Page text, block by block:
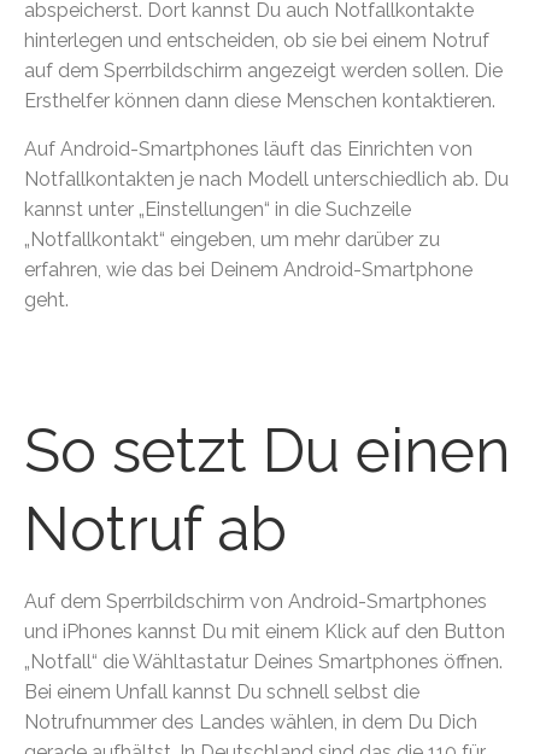
abspeicherst. Dort kannst Du auch Notfallkontakte
hinterlegen und entscheiden, ob sie bei einem Notruf
auf dem Sperrbildschirm angezeigt werden sollen. Die
Ersthelfer können dann diese Menschen kontaktieren.
Auf Android-Smartphones läuft das Einrichten von
Notfallkontakten je nach Modell unterschiedlich ab. Du
kannst unter „Einstellungen“ in die Suchzeile
„Notfallkontakt“ eingeben, um mehr darüber zu
erfahren, wie das bei Deinem Android-Smartphone
geht.
So setzt Du einen
Notruf ab
Auf dem Sperrbildschirm von Android-Smartphones
und iPhones kannst Du mit einem Klick auf den Button
„Notfall“ die Wähltastatur Deines Smartphones öffnen.
Bei einem Unfall kannst Du schnell selbst die
Notrufnummer des Landes wählen, in dem Du Dich